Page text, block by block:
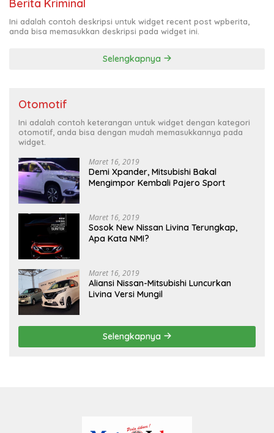
Berita Kriminal
Ini adalah contoh deskripsi untuk widget recent post wpberita,
anda bisa memasukkan deskripsi pada widget ini.
Selengkapnya
Otomotif
Ini adalah contoh keterangan untuk widget dengan kategori
otomotif, anda bisa dengan mudah memasukkannya pada
widget.
Maret 16, 2019
Demi Xpander, Mitsubishi Bakal
Mengimpor Kembali Pajero Sport
Maret 16, 2019
Sosok New Nissan Livina Terungkap,
Apa Kata NMI?
Maret 16, 2019
Aliansi Nissan-Mitsubishi Luncurkan
Livina Versi Mungil
Selengkapnya